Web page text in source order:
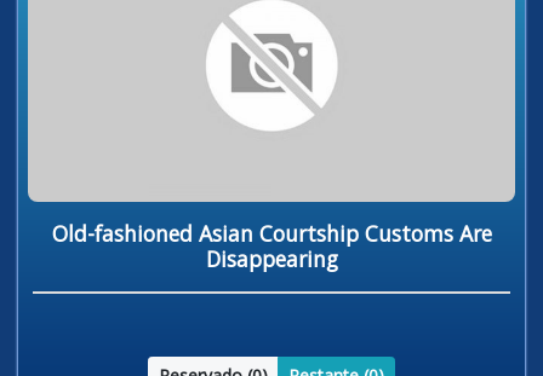
Old-fashioned Asian Courtship Customs Are
Disappearing